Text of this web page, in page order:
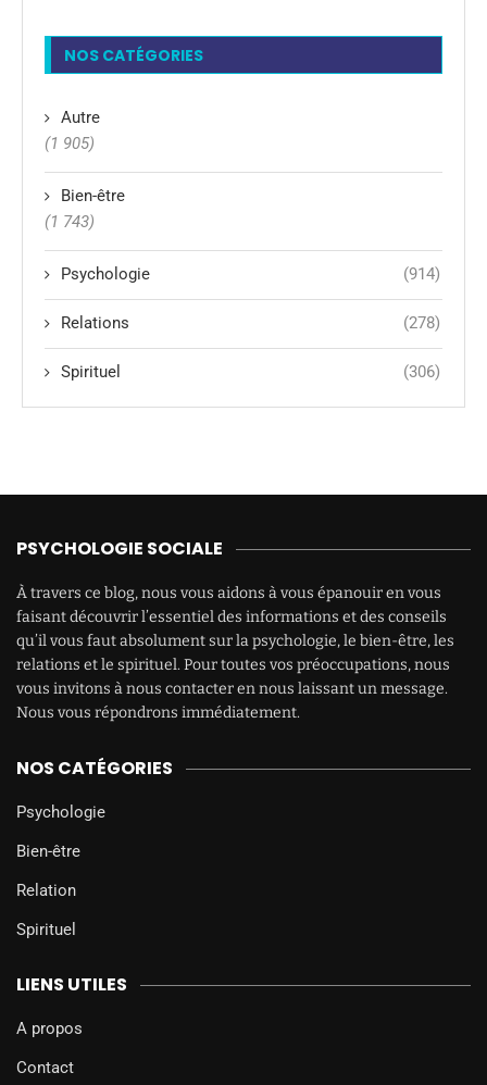
NOS CATÉGORIES
Autre
(1 905)
Bien-être
(1 743)
Psychologie (914)
Relations (278)
Spirituel (306)
PSYCHOLOGIE SOCIALE
À travers ce blog, nous vous aidons à vous épanouir en vous
faisant découvrir l’essentiel des informations et des conseils
qu’il vous faut absolument sur la psychologie, le bien-être, les
relations et le spirituel. Pour toutes vos préoccupations, nous
vous invitons à nous contacter en nous laissant un message.
Nous vous répondrons immédiatement.
NOS CATÉGORIES
Psychologie
Bien-être
Relation
Spirituel
LIENS UTILES
A propos
Contact